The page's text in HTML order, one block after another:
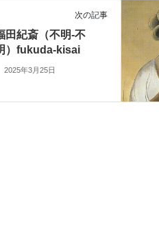
次の記事
田紀斎（不明-不
）fukuda-kisai
2025年3月25日